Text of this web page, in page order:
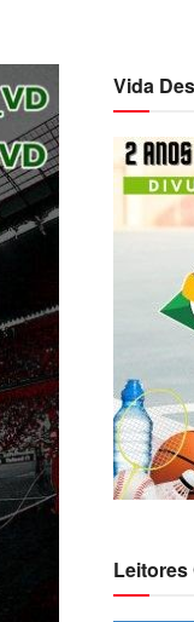
Vida
Leitores